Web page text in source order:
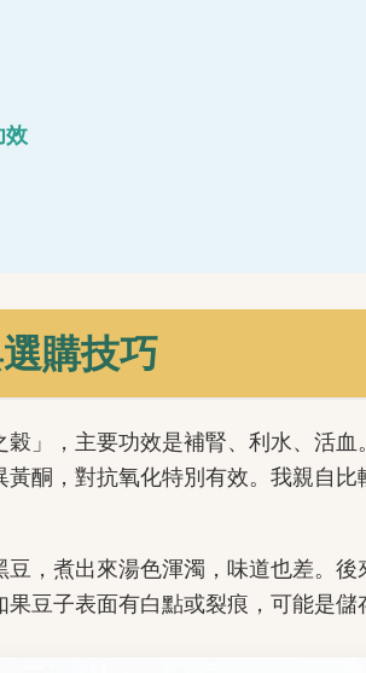
效
購技巧
」，主要功效是補腎、利水、活
酮，對抗氧化特別有效。我親自比
，煮出來湯色渾濁，味道也差。
豆子表面有白點或裂痕，可能是儲